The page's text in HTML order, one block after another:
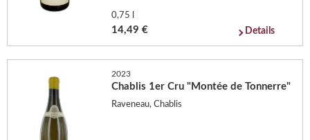
0,75 l
14,49 € Details
2023
Chablis 1er Cru "Montée de Tonnerre"
Raveneau, Chablis